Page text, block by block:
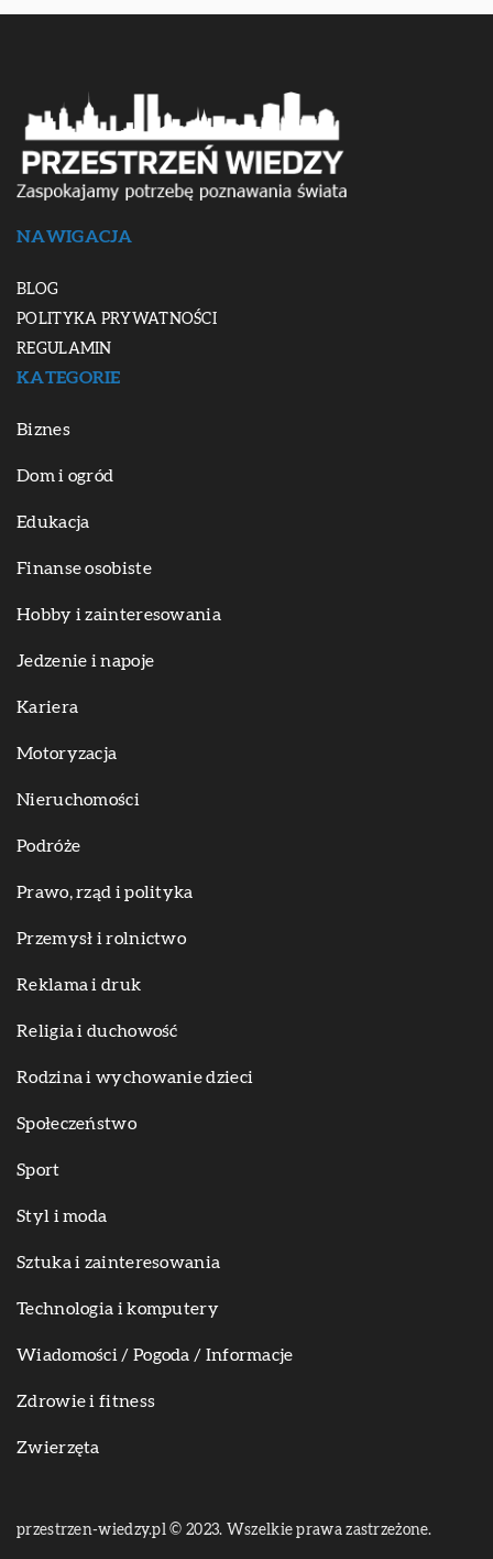
NAWIGACJA
BLOG
POLITYKA PRYWATNOŚCI
REGULAMIN
KATEGORIE
Biznes
Dom i ogród
Edukacja
Finanse osobiste
Hobby i zainteresowania
Jedzenie i napoje
Kariera
Motoryzacja
Nieruchomości
Podróże
Prawo, rząd i polityka
Przemysł i rolnictwo
Reklama i druk
Religia i duchowość
Rodzina i wychowanie dzieci
Społeczeństwo
Sport
Styl i moda
Sztuka i zainteresowania
Technologia i komputery
Wiadomości / Pogoda / Informacje
Zdrowie i fitness
Zwierzęta
przestrzen-wiedzy.pl © 2023. Wszelkie prawa zastrzeżone.